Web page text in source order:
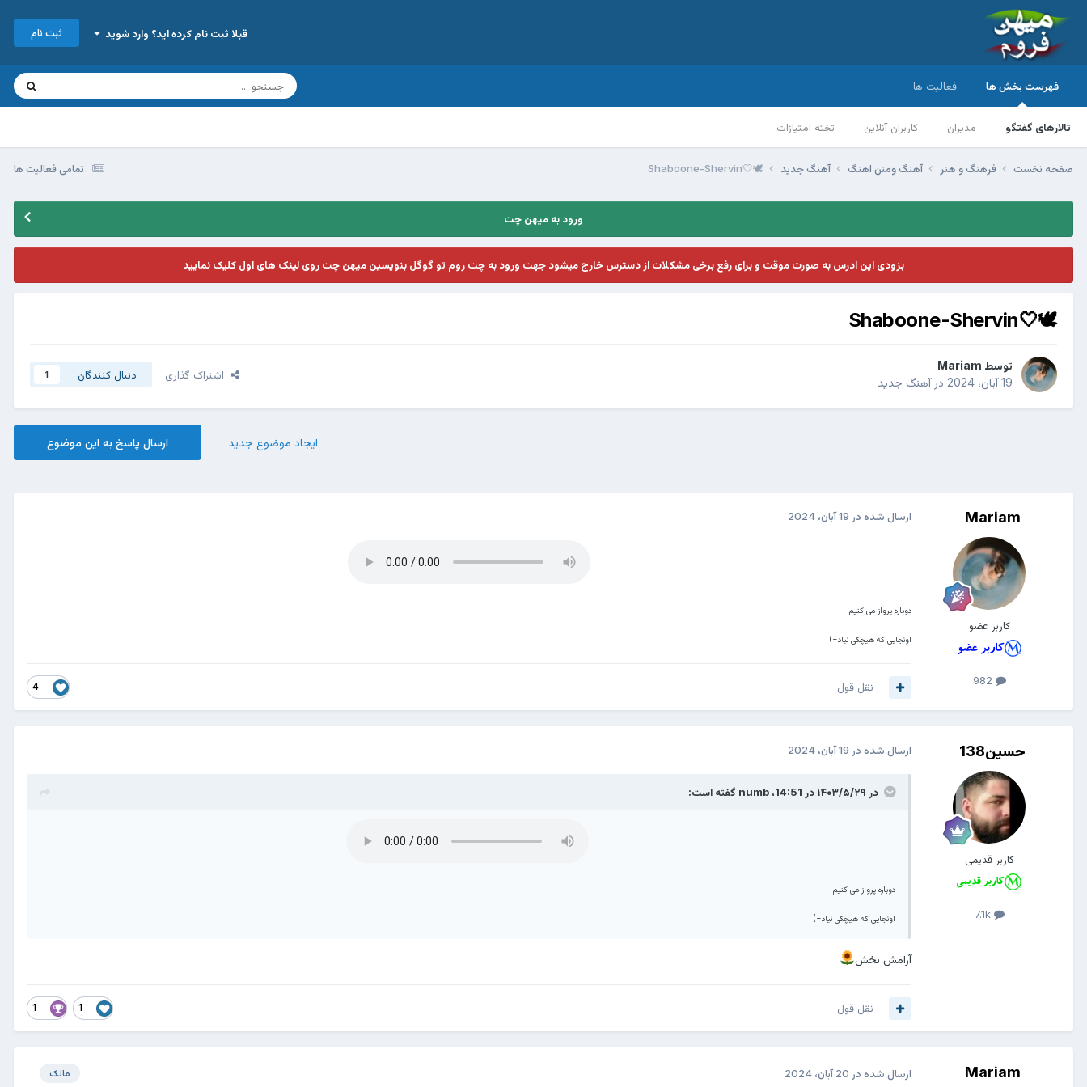
قبلا ثبت نام کرده اید؟ وارد شوید ثبت نام
فهرست بخش ها
تالارهای گفتگو مدیران کاربران آنلاین تخته امتیازات
فعالیت ها
تمامی فعالیت ها صفحه نخست فرهنگ و هنر آهنگ ومتن اهنگ آهنگ جدید 🕊🤍Shaboone-Shervin
ورود به میهن چت
بزودی این ادرس به صورت موقت و برای رفع برخی مشکلات از دسترس خارج میشود جهت ورود به چت روم تو گوگل بنویسین میهن چت روی لینک های اول کلیک نمایید
🕊🤍Shaboone-Shervin
توسط Mariam
19 آبان، 2024
درآهنگ جدید
اشتراک گذاری دنبال کنندگان 1
ارسال پاسخ به این موضوع ایجاد موضوع جدید
Mariam
کاربر عضو
ارسال شده در 19 آبان، 2024
دوباره پرواز می کنیم
اونجایی که هیچکی نیاد=)
4 نقل قول
حسین138
کاربر قدیمی
7.1k
ارسال شده در 19 آبان، 2024
در ۱۴۰۳/۵/۲۹ در 14:51، numb گفته است:
دوباره پرواز می کنیم
اونجایی که هیچکی نیاد=)
آرامش بخش
1
1 نقل قول
Mariam مالک ارسال شده در 20 آبان، 2024